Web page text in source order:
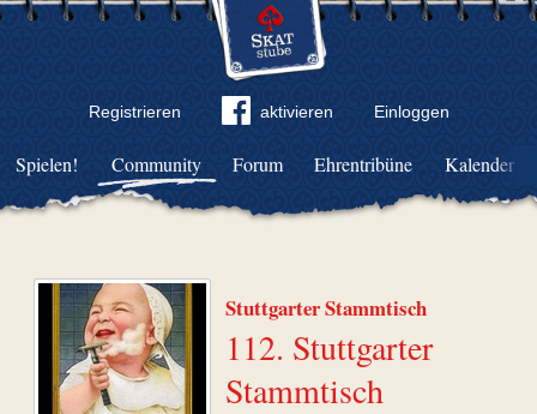
Registrieren aktivieren Einloggen
Community Forum Ehrentribüne Kalender
Spielen!
Stuttgarter Stammtisch
112. Stuttgarter
Stammtisch